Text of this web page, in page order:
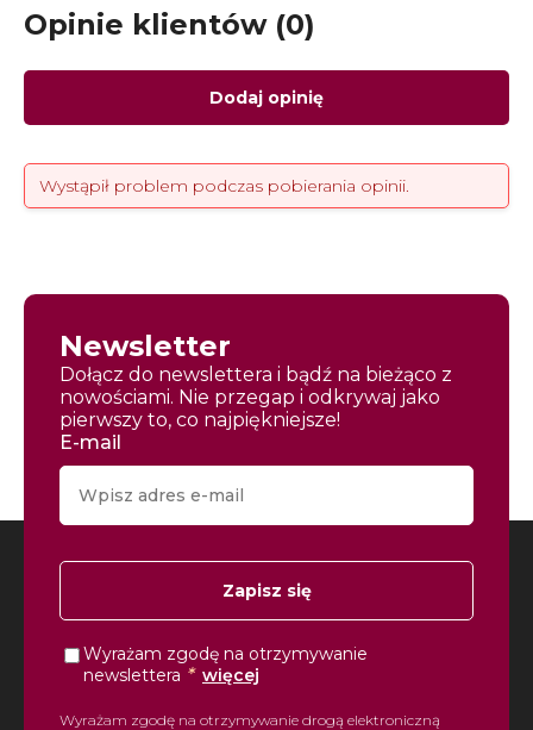
Opinie klientów (0)
Dodaj opinię
Wystąpił problem podczas pobierania opinii.
Newsletter
Dołącz do newslettera i bądź na bieżąco z
nowościami. Nie przegap i odkrywaj jako
pierwszy to, co najpiękniejsze!
E-mail
Zapisz się
Wyrażam zgodę na otrzymywanie
newslettera * więcej
Wyrażam zgodę na otrzymywanie drogą elektroniczną